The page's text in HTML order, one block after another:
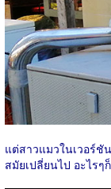
แต่สาวแมวในเวอร์ชั
สมัยเปลี่ยนไป อะไรๆ